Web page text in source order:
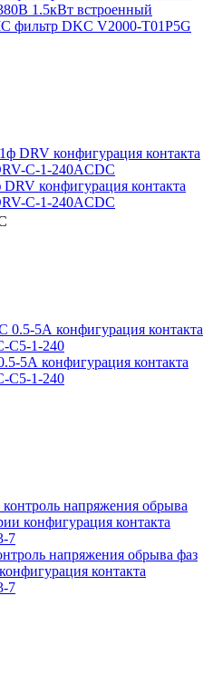
1.5кВт встроенный
фильтр DKC V2000-T01P5G
конфигурация контакта
C-1-240ACDC
5А конфигурация контакта
C5-1-240
напряжения обрыва фаз
контакта
7